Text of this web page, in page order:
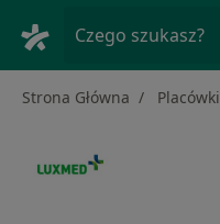
Czego szukasz?
Strona Główna Placówki